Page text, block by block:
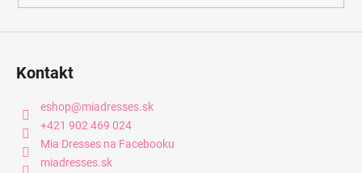
Kontakt
eshop@miadresses.sk
+421 902 469 024
Mia Dresses na Facebooku
miadresses.sk